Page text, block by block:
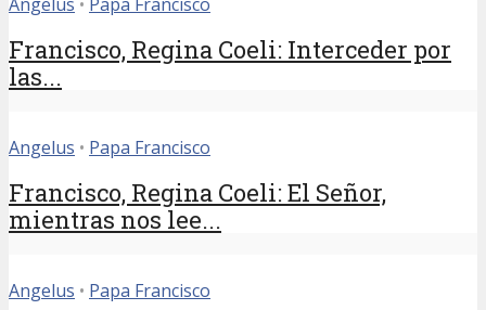
Francisco, Regina Coeli: Interceder por
las...
Angelus • Papa Francisco
Francisco, Regina Coeli: El Señor,
mientras nos lee...
Angelus • Papa Francisco